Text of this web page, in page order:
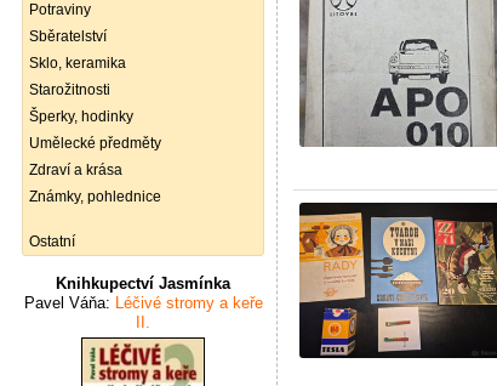
Potraviny
Sběratelství
Sklo, keramika
Starožitnosti
Šperky, hodinky
Umělecké předměty
Zdraví a krása
Známky, pohlednice
Ostatní
Knihkupectví Jasmínka
Pavel Váňa: Léčivé stromy a keře
II.